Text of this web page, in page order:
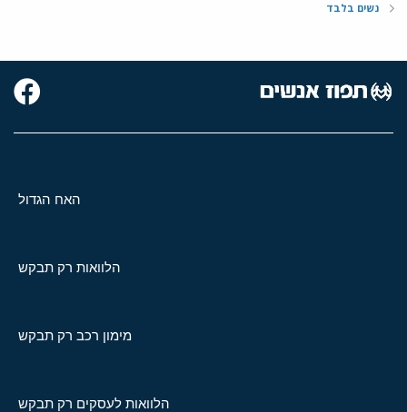
נשים בלבד
האח הגדול
הלוואות רק תבקש
מימון רכב רק תבקש
הלוואות לעסקים רק תבקש